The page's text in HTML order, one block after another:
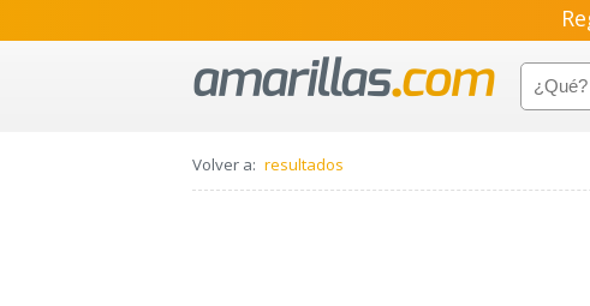
Volver a: resultados